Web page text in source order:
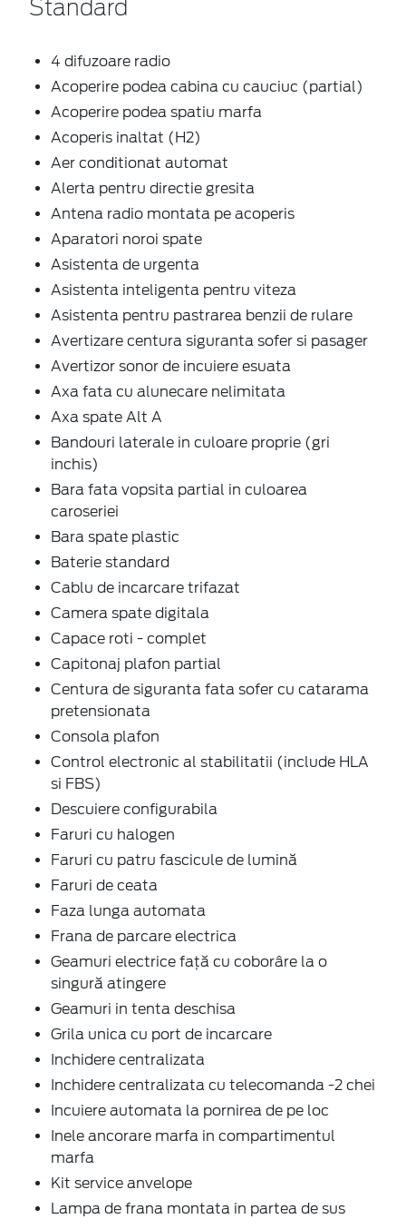
Standard
4 difuzoare radio
Acoperire podea cabina cu cauciuc (partial)
Acoperire podea spatiu marfa
Acoperis inaltat (H2)
Aer conditionat automat
Alerta pentru directie gresita
Antena radio montata pe acoperis
Aparatori noroi spate
Asistenta de urgenta
Asistenta inteligenta pentru viteza
Asistenta pentru pastrarea benzii de rulare
Avertizare centura siguranta sofer si pasager
Avertizor sonor de incuiere esuata
Axa fata cu alunecare nelimitata
Axa spate Alt A
Bandouri laterale in culoare proprie (gri
inchis)
Bara fata vopsita partial in culoarea
caroseriei
Bara spate plastic
Baterie standard
Cablu de incarcare trifazat
Camera spate digitala
Capace roti - complet
Capitonaj plafon partial
Centura de siguranta fata sofer cu catarama
pretensionata
Consola plafon
Control electronic al stabilitatii (include HLA
si FBS)
Descuiere configurabila
Faruri cu halogen
Faruri cu patru fascicule de lumină
Faruri de ceata
Faza lunga automata
Frana de parcare electrica
Geamuri electrice faţă cu coborâre la o
singură atingere
Geamuri in tenta deschisa
Grila unica cu port de incarcare
Inchidere centralizata
Inchidere centralizata cu telecomanda -2 chei
Incuiere automata la pornirea de pe loc
Inele ancorare marfa in compartimentul
marfa
Kit service anvelope
Lampa de frana montata in partea de sus